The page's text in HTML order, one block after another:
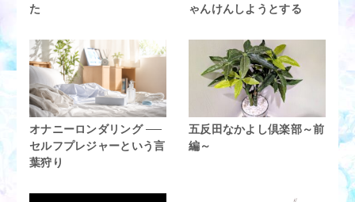
た
ゃんけんしようとする
オナニーロンダリング ──
セルフプレジャーという言
葉狩り
五反田なかよし倶楽部～前
編～